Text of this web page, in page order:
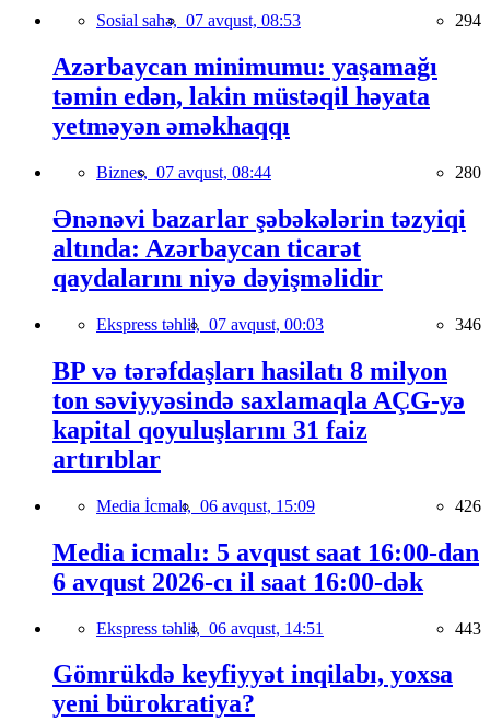
Sosial sahə, 07 avqust, 08:53 294
Azərbaycan minimumu: yaşamağı
təmin edən, lakin müstəqil həyata
yetməyən əməkhaqqı
Biznes, 07 avqust, 08:44 280
Ənənəvi bazarlar şəbəkələrin təzyiqi
altında: Azərbaycan ticarət
qaydalarını niyə dəyişməlidir
Ekspress təhlil, 07 avqust, 00:03 346
BP və tərəfdaşları hasilatı 8 milyon
ton səviyyəsində saxlamaqla AÇG-yə
kapital qoyuluşlarını 31 faiz
artırıblar
Media İcmalı, 06 avqust, 15:09 426
Media icmalı: 5 avqust saat 16:00-dan
6 avqust 2026-cı il saat 16:00-dək
Ekspress təhlil, 06 avqust, 14:51 443
Gömrükdə keyfiyyət inqilabı, yoxsa
yeni bürokratiya?